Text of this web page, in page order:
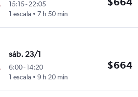
15:15-22:05
1 escala
7 h 50 min
sáb. 23/1
6:00-14:20
1 escala
9 h 20 min
$664